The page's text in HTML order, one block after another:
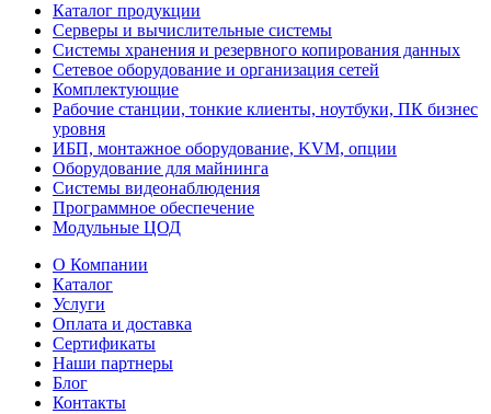
Каталог продукции
Серверы и вычислительные системы
Системы хранения и резервного копирования данных
Сетевое оборудование и организация сетей
Комплектующие
Рабочие станции, тонкие клиенты, ноутбуки, ПК бизнес
уровня
ИБП, монтажное оборудование, KVM, опции
Оборудование для майнинга
Системы видеонаблюдения
Программное обеспечение
Модульные ЦОД
О Компании
Каталог
Услуги
Оплата и доставка
Сертификаты
Наши партнеры
Блог
Контакты